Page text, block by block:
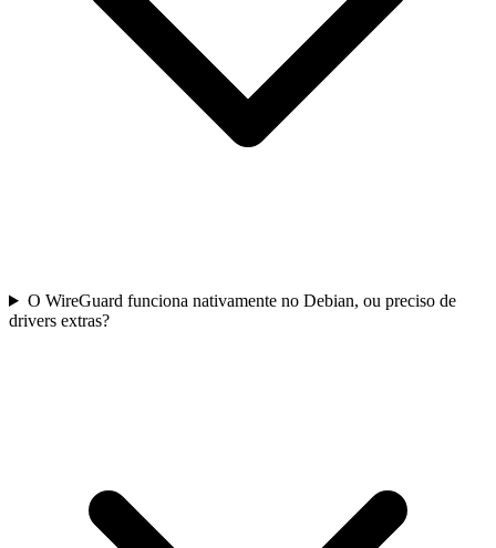
O WireGuard funciona nativamente no Debian, ou preciso de
drivers extras?